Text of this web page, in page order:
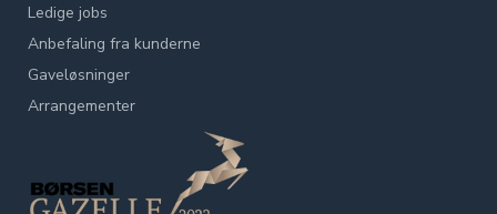
Ledige jobs
Anbefaling fra kunderne
Gaveløsninger
Arrangementer